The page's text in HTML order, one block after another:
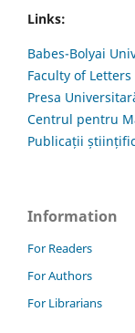
Links:
Babes-Bolyai
Faculty of Letters
Presa
Centrul pentru
Publicații
Information
For Readers
For Authors
For Librarians